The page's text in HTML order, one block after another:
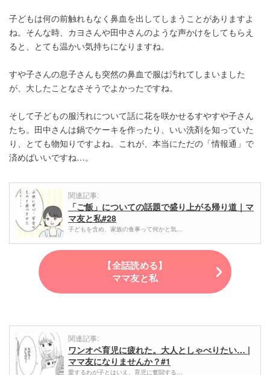
子どもは何の前触れもなく鼻血を出してしまうことがありますよ
ね。そんな時、カヨさんや田中さんのような声かけをしてもらえ
ると、とても温かい気持ちになりますね。
すや子さんの息子さんも突然の鼻血で服は汚れてしまいました
が、大したことなさそうでよかったですね。
そして子どもの服汚れについて話に花を咲かせるすやすや子さん
たち。田中さんは鍋でケーキを作ったり、いい洗剤を知っていた
り、とても物知りですよね。これが、本当にただの「情報通」で
済めばいいですね…。
関連記事:
「ご飯」についての話題で盛り上がる帰り道｜マ
マ友と私#28
子どもを含め、家族の食事って何かと気…
【全話読める】
ママ友と私
関連記事:
ワンオペ育児に疲れた。大人としゃべりたい… |
ママ友になりませんか？#1
愛するわが子とはいえ、育児に奮闘する…